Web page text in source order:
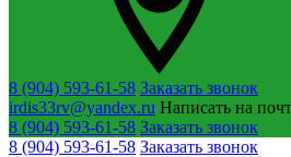
8 (904) 593-61-58 Заказать звонок
irdis33rv@yandex.ru Написать на
8 (904) 593-61-58 Заказать звонок
8 (904) 593-61-58 Заказать звонок